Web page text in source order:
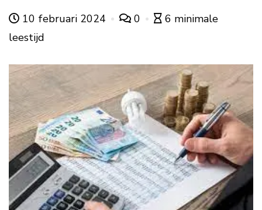
10 februari 2024 0
6 minimale
leestijd